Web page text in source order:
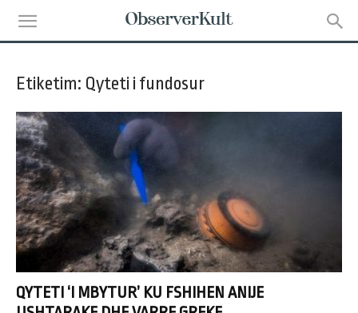
Etiketim: Qyteti i fundosur
QYTETI ‘I MBYTUR’ KU FSHIHEN ANIJE